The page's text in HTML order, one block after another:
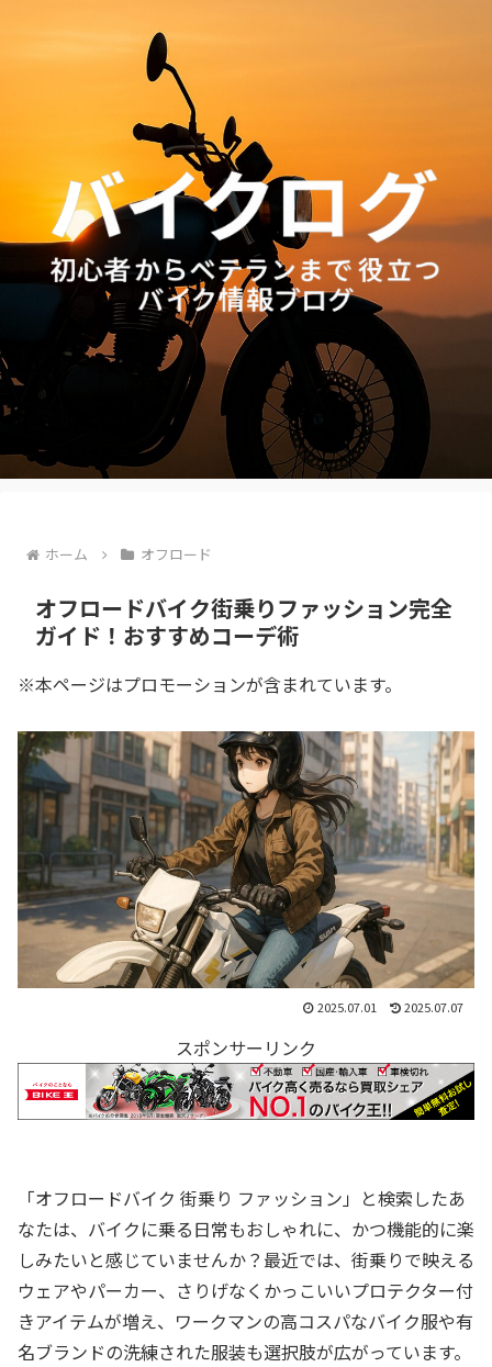
ホーム オフロード
オフロードバイク街乗りファッション完全
ガイド！おすすめコーデ術
※本ページはプロモーションが含まれています。
2025.07.01 2025.07.07
スポンサーリンク
「オフロードバイク 街乗り ファッション」と検索したあ
なたは、バイクに乗る日常もおしゃれに、かつ機能的に楽
しみたいと感じていませんか？最近では、街乗りで映える
ウェアやパーカー、さりげなくかっこいいプロテクター付
きアイテムが増え、ワークマンの高コスパなバイク服や有
名ブランドの洗練された服装も選択肢が広がっています。